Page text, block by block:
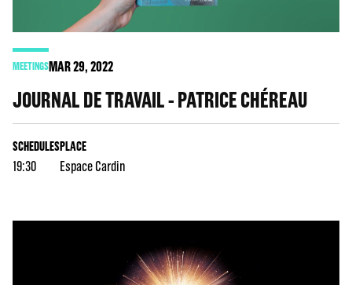
MEETINGSMAR29, 2022
JOURNAL DE TRAVAIL - PATRICE CHÉREAU
SCHEDULES
19:30
PLACE
Espace Cardin